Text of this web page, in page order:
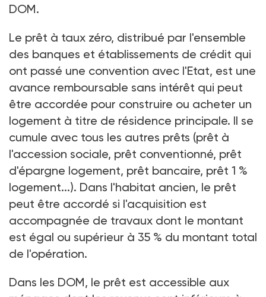
DOM.
Le prêt à taux zéro, distribué par l'ensemble
des banques et établissements de crédit qui
ont passé une convention avec l'Etat, est une
avance remboursable sans intérêt qui peut
être accordée pour construire ou acheter un
logement à titre de résidence principale. Il se
cumule avec tous les autres prêts (prêt à
l'accession sociale, prêt conventionné, prêt
d'épargne logement, prêt bancaire, prêt 1 %
logement...). Dans l'habitat ancien, le prêt
peut être accordé si l'acquisition est
accompagnée de travaux dont le montant
est égal ou supérieur à 35 % du montant total
de l'opération.
Dans les DOM, le prêt est accessible aux